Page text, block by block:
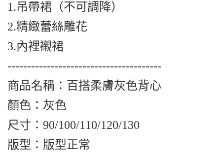
1.吊帶裙（不可調降）
2.精緻蕾絲雕花
3.內裡襯裙
---------------------------------------
商品名稱：百搭柔膚灰色背心
顏色：灰色
尺寸：90/100/110/120/130
版型：版型正常